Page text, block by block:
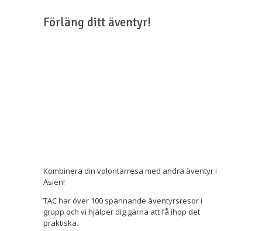
Förläng ditt äventyr!
Kombinera din volontärresa med andra äventyr i
Asien!
TAC har över 100 spännande äventyrsresor i
grupp och vi hjälper dig gärna att få ihop det
praktiska.